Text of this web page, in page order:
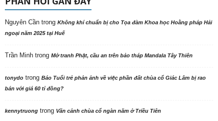
Nguyên Cần trong Không khí chuẩn bị cho Tọa đàm Khoa học Hoằng pháp Hải
ngoại năm 2025 tại Huế
Trần Minh trong Mở tranh Phật, cầu an trên bảo tháp Mandala Tây Thiên
tonydo trong Báo Tuổi trẻ phản ảnh về việc phần đất chùa cổ Giác Lâm bị rao
bán với giá 60 tỉ đồng?
kennytruong trong Vãn cảnh chùa cổ ngàn năm ở Triều Tiên